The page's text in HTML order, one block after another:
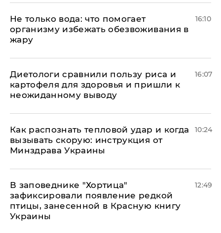
Не только вода: что помогает
организму избежать обезвоживания в
жару
16:10
Диетологи сравнили пользу риса и
картофеля для здоровья и пришли к
неожиданному выводу
16:07
Как распознать тепловой удар и когда
вызывать скорую: инструкция от
Минздрава Украины
10:24
В заповеднике "Хортица"
зафиксировали появление редкой
птицы, занесенной в Красную книгу
Украины
12:49